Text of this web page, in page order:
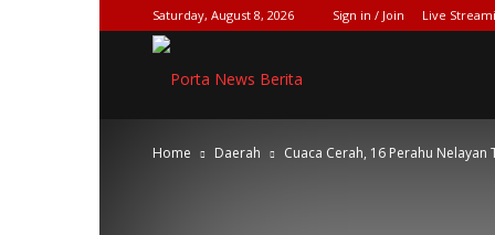
Saturday, August 8, 2026 Sign in / Join Live
NEWS[DOT]COM
Home Daerah Cuaca Cerah, 16 Perahu